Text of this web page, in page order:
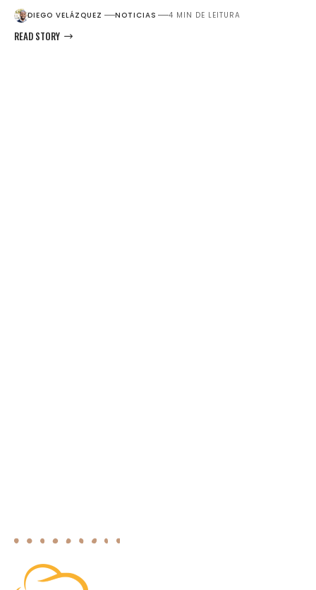
DIEGO VELÁZQUEZ NOTICIAS 4 MIN DE LEITURA
READ STORY